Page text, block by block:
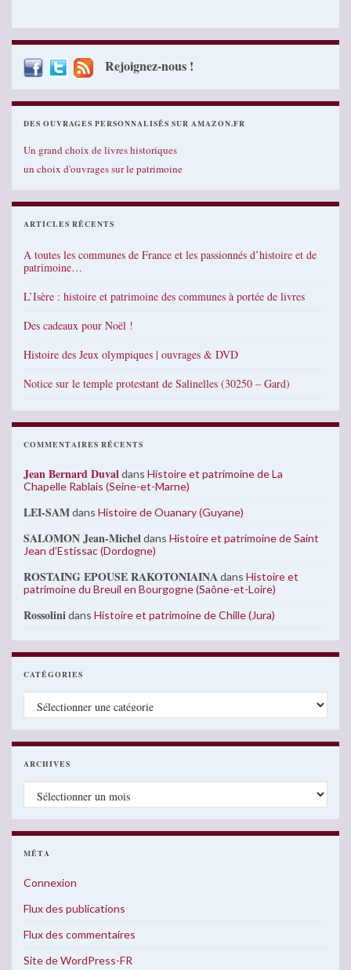
Rejoignez-nous !
DES OUVRAGES PERSONNALISÉS SUR AMAZON.FR
Un grand choix de livres historiques
un choix d'ouvrages sur le patrimoine
ARTICLES RÉCENTS
A toutes les communes de France et les passionnés d’histoire et de
patrimoine…
L’Isère : histoire et patrimoine des communes à portée de livres
Des cadeaux pour Noël !
Histoire des Jeux olympiques | ouvrages & DVD
Notice sur le temple protestant de Salinelles (30250 – Gard)
COMMENTAIRES RÉCENTS
Jean Bernard Duvaldans Histoire et patrimoine de La
Chapelle Rablais (Seine-et-Marne)
LEI-SAMdans Histoire de Ouanary (Guyane)
SALOMON Jean-Micheldans Histoire et patrimoine de Saint
Jean d’Estissac (Dordogne)
ROSTAING EPOUSE RAKOTONIAINAdans Histoire et
patrimoine du Breuil en Bourgogne (Saône-et-Loire)
Rossolinidans Histoire et patrimoine de Chille (Jura)
CATÉGORIES
Catégories
ARCHIVES
Archives
MÉTA
Connexion
Flux des publications
Flux des commentaires
Site de WordPress-FR